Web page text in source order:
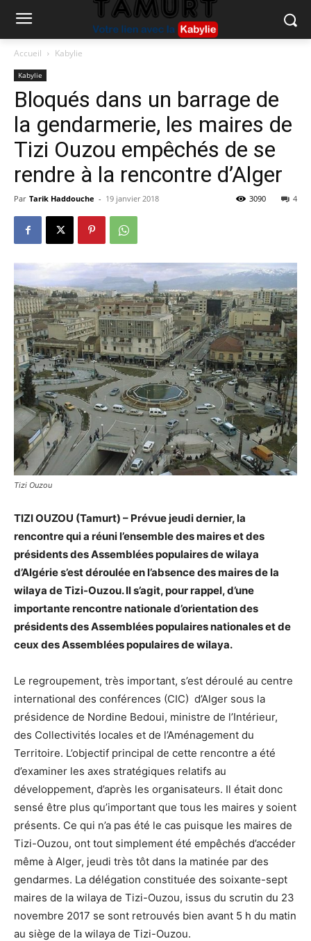
Accueil Kabylie
Kabylie
Bloqués dans un barrage de
la gendarmerie, les maires de
Tizi Ouzou empêchés de se
rendre à la rencontre d’Alger
Par Tarik Haddouche - 19 janvier 2018 4
3090
Tizi Ouzou
TIZI OUZOU (Tamurt) – Prévue jeudi dernier, la
rencontre qui a réuni l’ensemble des maires et des
présidents des Assemblées populaires de wilaya
d’Algérie s’est déroulée en l’absence des maires de la
wilaya de Tizi-Ouzou. Il s’agit, pour rappel, d’une
importante rencontre nationale d’orientation des
présidents des Assemblées populaires nationales et de
ceux des Assemblées populaires de wilaya.
Le regroupement, très important, s’est déroulé au centre
international des conférences (CIC) d’Alger sous la
présidence de Nordine Bedoui, ministre de l’Intérieur,
des Collectivités locales et de l’Aménagement du
Territoire. L’objectif principal de cette rencontre a été
d’examiner les axes stratégiques relatifs au
développement, d’après les organisateurs. Il était donc
sensé être plus qu’important que tous les maires y soient
présents. Ce qui n’a pas été le cas puisque les maires de
Tizi-Ouzou, ont tout simplement été empêchés d’accéder
même à Alger, jeudi très tôt dans la matinée par des
gendarmes. La délégation constituée des soixante-sept
maires de la wilaya de Tizi-Ouzou, issus du scrutin du 23
novembre 2017 se sont retrouvés bien avant 5 h du matin
au siège de la wilaya de Tizi-Ouzou.